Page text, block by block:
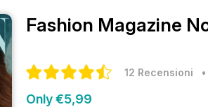
Fashion Magazine
12 Recensioni
Only €5,99